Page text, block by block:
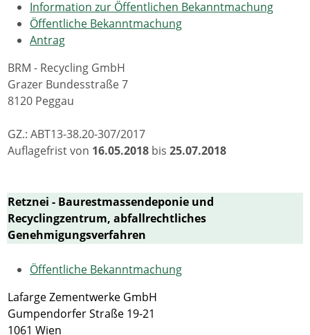
Information zur Öffentlichen Bekanntmachung
Öffentliche Bekanntmachung
Antrag
BRM - Recycling GmbH
Grazer Bundesstraße 7
8120 Peggau
GZ.: ABT13-38.20-307/2017
Auflagefrist von 16.05.2018 bis 25.07.2018
Retznei - Baurestmassendeponie und
Recyclingzentrum, abfallrechtliches
Genehmigungsverfahren
Öffentliche Bekanntmachung
Lafarge Zementwerke GmbH
Gumpendorfer Straße 19-21
1061 Wien